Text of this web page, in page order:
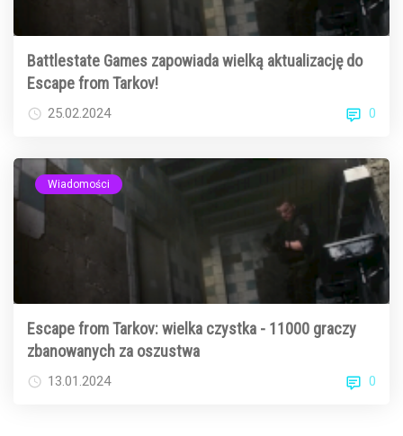
Battlestate Games zapowiada wielką aktualizację do
Escape from Tarkov!
25.02.2024 0
Wiadomości
Escape from Tarkov: wielka czystka - 11000 graczy
zbanowanych za oszustwa
13.01.2024 0